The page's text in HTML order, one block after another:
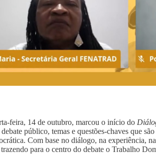
feira, 14 de outubro, marcou o início do
público, temas e questões-chaves que
Com base no diálogo, na experiência,
trazendo para o centro do debate o Trabalho